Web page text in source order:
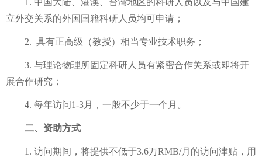
1. 中国大陆、港澳、台湾地区的科研人员以及与中国建
立外交关系的外国国籍科研人员均可申请；
2. 具有正高级（教授）相当专业技术职务；
3. 与理论物理所固定科研人员有紧密合作关系或即将开
展合作研究；
4. 每年访问1-3月，一般不少于一个月。
二、资助方式
1. 访问期间，将提供不低于3.6万RMB/月的访问津贴，用